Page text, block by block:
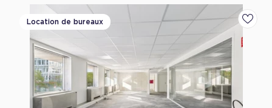
Bureaux privés à Marseille
Bureaux privés à Neuilly-sur-Seine
Bureaux privés à Lille
Plateaux opérés
Plateaux opérés à Paris
Location de bureaux